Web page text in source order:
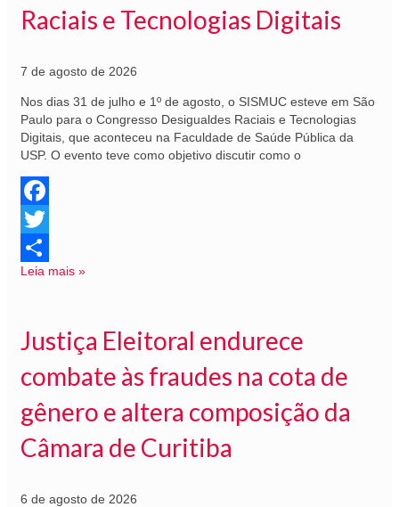
Raciais e Tecnologias Digitais
7 de agosto de 2026
Nos dias 31 de julho e 1º de agosto, o SISMUC esteve em São
Paulo para o Congresso Desigualdes Raciais e Tecnologias
Digitais, que aconteceu na Faculdade de Saúde Pública da
USP. O evento teve como objetivo discutir como o
Facebook
Twitter
Share
Leia mais »
Justiça Eleitoral endurece
combate às fraudes na cota de
gênero e altera composição da
Câmara de Curitiba
6 de agosto de 2026